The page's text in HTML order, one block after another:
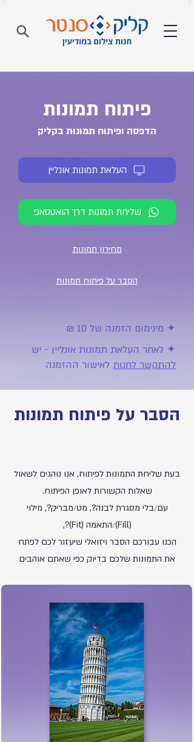
העלאת תמונות אונליין
שליחת תמונות דרך הואטסאפ
✦ לאחר העלאת תמונות אונליין - יש
להתקשר לחנות לאישור ההזמנה
✦ מינימום הזמנה של 10 ₪
פיתוח תמונות
הדפסה ופיתוח תמונות בקליק
מחירון תמונות
הסבר על פיתוח תמונות
הסבר על פיתוח תמונות
בעת שליחת התמונות לפיתוח, אנו נוהגים לשאול
שאלות הקשורות לאופן הפיתוח.
עם/בלי מסגרת לבנה?, מט/מבריק?, מילוי
(Fill)
/התאמה (Fit)?,
הכנו עבורכם הסבר ויזואלי שיעזור לכם לפתח
את התמונות שלכם בדיוק כפי שאתם אוהבים